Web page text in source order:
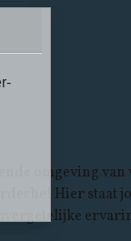
omgeving
Hier staat